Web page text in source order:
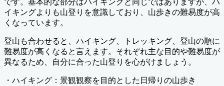
です。基本的な部分はハイキングと同じではありますが、ハ
イキングよりも山登りを意識しており、山歩きの難易度が高
くなっています。
登山も合わせると、ハイキング、トレッキング、登山の順に
難易度が高くなると言えます。それぞれ主な目的や難易度が
異なるため、自分に合った山登りを心がけましょう。
・ハイキング：景観観察を目的とした日帰りの山歩き